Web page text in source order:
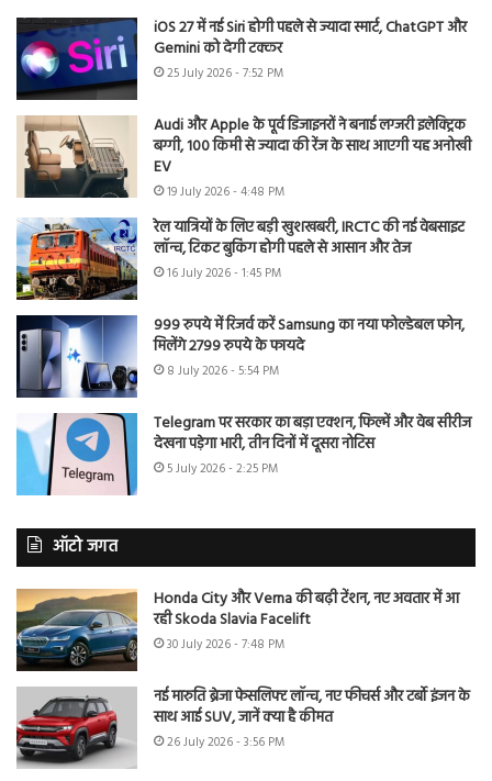
iOS 27 में नई Siri होगी पहले से ज्यादा स्मार्ट, ChatGPT और
Gemini को देगी टक्कर
25 July 2026 - 7:52 PM
Audi और Apple के पूर्व डिजाइनरों ने बनाई लग्जरी इलेक्ट्रिक
बग्गी, 100 किमी से ज्यादा की रेंज के साथ आएगी यह अनोखी
EV
19 July 2026 - 4:48 PM
रेल यात्रियों के लिए बड़ी खुशखबरी, IRCTC की नई वेबसाइट
लॉन्च, टिकट बुकिंग होगी पहले से आसान और तेज
16 July 2026 - 1:45 PM
999 रुपये में रिजर्व करें Samsung का नया फोल्डेबल फोन,
मिलेंगे 2799 रुपये के फायदे
8 July 2026 - 5:54 PM
Telegram पर सरकार का बड़ा एक्शन, फिल्में और वेब सीरीज
देखना पड़ेगा भारी, तीन दिनों में दूसरा नोटिस
5 July 2026 - 2:25 PM
ऑटो जगत
Honda City और Verna की बढ़ी टेंशन, नए अवतार में आ
रही Skoda Slavia Facelift
30 July 2026 - 7:48 PM
नई मारुति ब्रेजा फेसलिफ्ट लॉन्च, नए फीचर्स और टर्बो इंजन के
साथ आई SUV, जानें क्या है कीमत
26 July 2026 - 3:56 PM